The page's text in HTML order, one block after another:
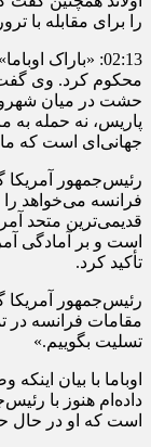
را برای مقابله با
02:13: «باراک
محکوم کرد. وی
حشت در میان
پاریس، نه حمله به
جهانی‌ای است که
رئیس‌جمهور
فرانسه می‌خواهد را
قدیمی‌ترین متحد
است و بر آمادگی
تأکید کرد.
رئیس‌جمهور آمریکا
مقامات فرانسه در
تسلیت بگوییم.»
اوباما با بیان
داده‌ام هنوز با
است که او در حال